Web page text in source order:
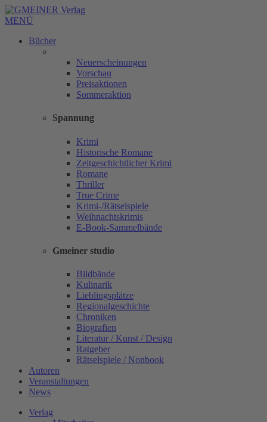
MENÜ
Bücher
Neuerscheinungen
Vorschau
Preisaktionen
Sommeraktion
Spannung
Krimi
Historische Romane
Zeitgeschichtlicher Krimi
Romane
Thriller
True Crime
Krimi-/Rätselspiele
Weihnachtskrimis
E-Book-Sammelbände
Gmeiner studio
Bildbände
Kulinarik
Lieblingsplätze
Regionalgeschichte
Chroniken
Biografien
Literatur / Kunst / Design
Ratgeber
Rätselspiele / Nonbook
Autoren
Veranstaltungen
News
Verlag